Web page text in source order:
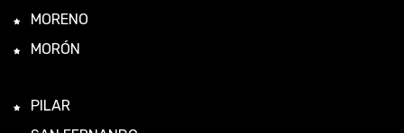
MORENO
MORÓN
PILAR